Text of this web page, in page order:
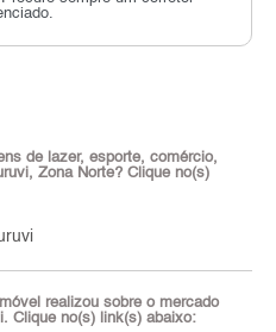
de lazer, esporte, comércio,
Zona Norte? Clique no(s)
realizou sobre o mercado
Clique no(s) link(s) abaixo: